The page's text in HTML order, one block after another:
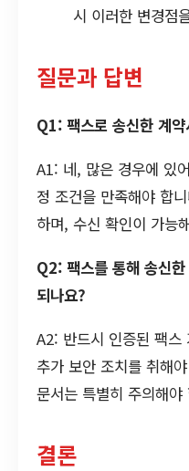
시 이러한 변경점
질문과 답변
Q1: 팩스로 송신한 계
A1: 네, 많은 경우에 있
정 조건을 만족해야 합
하며, 수신 확인이 가능
Q2: 팩스를 통해 송신
되나요?
A2: 반드시 인증된 팩스
추가 보안 조치를 취해
문서는 특별히 주의해야
결론